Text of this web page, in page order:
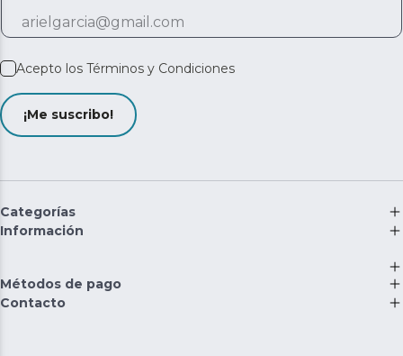
Acepto los Términos y Condiciones
¡Me suscribo!
Categorías
Información
Métodos de pago
Contacto